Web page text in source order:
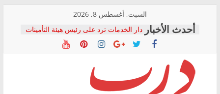
content
السبت, أغسطس 8, 2026
دار الخدمات ترد على رئيس هيئة التأمينات
بعد مؤتمره الصحفي: إنكار الأزمة لا ينهي
معاناة أصحاب المعاشات.. ونطالب بكشف
فرحات سليمان يكتب: القطاع الصحي إلى
أين؟
حزب التحالف الشعبي يطلق لجنة “الحق